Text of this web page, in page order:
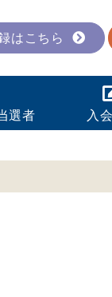
はこちら
選者 入